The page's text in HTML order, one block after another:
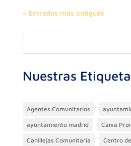
« Entradas más antiguas
Nuestras
Agentes Comunitarios
ayuntamiento madrid Caixa
Canillejas Comunitaria Centro